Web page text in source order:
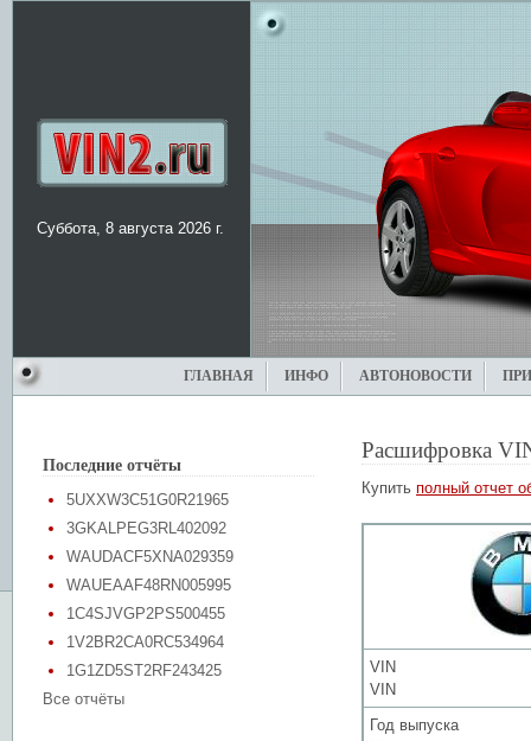
Суббота, 8 августа 2026 г.
ГЛАВНАЯ ИНФО АВТОНОВОСТИ
Последние отчёты
5UXXW3C51G0R21965
3GKALPEG3RL402092
WAUDACF5XNA029359
WAUEAAF48RN005995
1C4SJVGP2PS500455
1V2BR2CA0RC534964
1G1ZD5ST2RF243425
Все отчёты
Расшифровка
Купить полный отчет
VIN
VIN
Год выпуска